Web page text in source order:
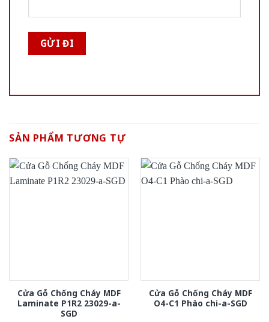
SẢN PHẨM TƯƠNG TỰ
Cửa Gỗ Chống Cháy MDF
Laminate P1R2 23029-a-
SGD
Cửa Gỗ Chống Cháy MDF
O4-C1 Phào chi-a-SGD